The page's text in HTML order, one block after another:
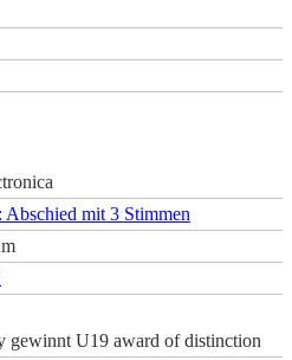
mit 3 Stimmen
gewinnt U19 award of distinction